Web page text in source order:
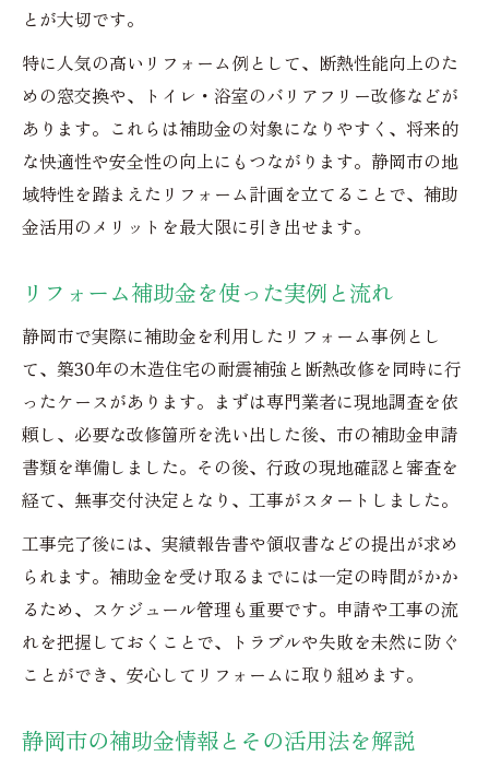
とが大切です。
特に人気の高いリフォーム例として、断熱性能向上のた
めの窓交換や、トイレ・浴室のバリアフリー改修などが
あります。これらは補助金の対象になりやすく、将来的
な快適性や安全性の向上にもつながります。静岡市の地
域特性を踏まえたリフォーム計画を立てることで、補助
金活用のメリットを最大限に引き出せます。
リフォーム補助金を使った実例と流れ
静岡市で実際に補助金を利用したリフォーム事例とし
て、築30年の木造住宅の耐震補強と断熱改修を同時に行
ったケースがあります。まずは専門業者に現地調査を依
頼し、必要な改修箇所を洗い出した後、市の補助金申請
書類を準備しました。その後、行政の現地確認と審査を
経て、無事交付決定となり、工事がスタートしました。
工事完了後には、実績報告書や領収書などの提出が求め
られます。補助金を受け取るまでには一定の時間がかか
るため、スケジュール管理も重要です。申請や工事の流
れを把握しておくことで、トラブルや失敗を未然に防ぐ
ことができ、安心してリフォームに取り組めます。
静岡市の補助金情報とその活用法を解説